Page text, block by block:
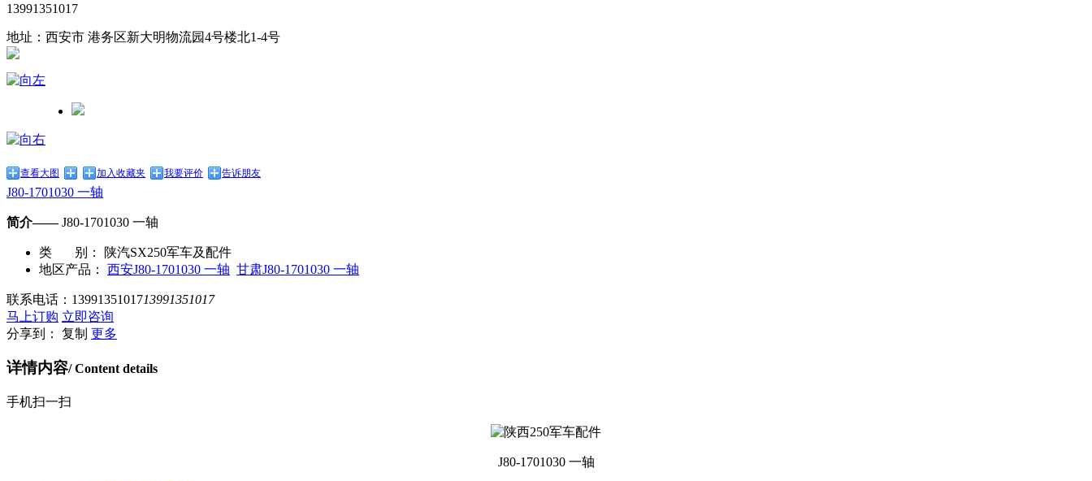
13991351017
地址：西安市 港务区新大明物流园4号楼北1-4号
查看大图 加入收藏夹 我要评价 告诉朋友
J80-1701030 一轴
简介——J80-1701030 一轴
类 别：
陕汽SX250军车及配件
地区产品：
西安J80-1701030 一轴 甘肃J80-1701030 一轴
联系电话： 1399135101713991351017
马上订购 立即咨询
分享到：
复制 更多
详情内容/ Content details
手机扫一扫
J80-1701030 一轴